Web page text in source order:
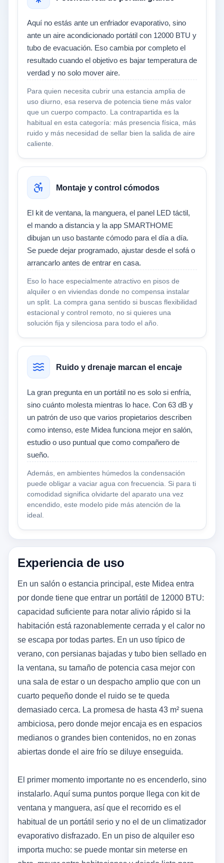
Aquí no estás ante un enfriador evaporativo, sino
ante un aire acondicionado portátil con 12000 BTU y
tubo de evacuación. Eso cambia por completo el
resultado cuando el objetivo es bajar temperatura de
verdad y no solo mover aire.
Para quien necesita cubrir una estancia amplia de
uso diurno, esa reserva de potencia tiene más valor
que un cuerpo compacto. La contrapartida es la
habitual en esta categoría: más presencia física, más
ruido y más necesidad de sellar bien la salida de aire
caliente.
Montaje y control cómodos
El kit de ventana, la manguera, el panel LED táctil,
el mando a distancia y la app SMARTHOME
dibujan un uso bastante cómodo para el día a día.
Se puede dejar programado, ajustar desde el sofá o
arrancarlo antes de entrar en casa.
Eso lo hace especialmente atractivo en pisos de
alquiler o en viviendas donde no compensa instalar
un split. La compra gana sentido si buscas flexibilidad
estacional y control remoto, no si quieres una
solución fija y silenciosa para todo el año.
Ruido y drenaje marcan el encaje
La gran pregunta en un portátil no es solo si enfría,
sino cuánto molesta mientras lo hace. Con 63 dB y
un patrón de uso que varios propietarios describen
como intenso, este Midea funciona mejor en salón,
estudio o uso puntual que como compañero de
sueño.
Además, en ambientes húmedos la condensación
puede obligar a vaciar agua con frecuencia. Si para ti
comodidad significa olvidarte del aparato una vez
encendido, este modelo pide más atención de la
ideal.
Experiencia de uso
En un salón o estancia principal, este Midea entra
por donde tiene que entrar un portátil de 12000 BTU:
capacidad suficiente para notar alivio rápido si la
habitación está razonablemente cerrada y el calor no
se escapa por todas partes. En un uso típico de
verano, con persianas bajadas y tubo bien sellado en
la ventana, su tamaño de potencia casa mejor con
una sala de estar o un despacho amplio que con un
cuarto pequeño donde el ruido se te queda
demasiado cerca. La promesa de hasta 43 m² suena
ambiciosa, pero donde mejor encaja es en espacios
medianos o grandes bien contenidos, no en zonas
abiertas donde el aire frío se diluye enseguida.
El primer momento importante no es encenderlo, sino
instalarlo. Aquí suma puntos porque llega con kit de
ventana y manguera, así que el recorrido es el
habitual de un portátil serio y no el de un climatizador
evaporativo disfrazado. En un piso de alquiler eso
importa mucho: se puede montar sin meterse en